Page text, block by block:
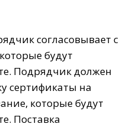
согласовывает с
будут
Подрядчик должен
сертификаты на
которые будут
Поставка